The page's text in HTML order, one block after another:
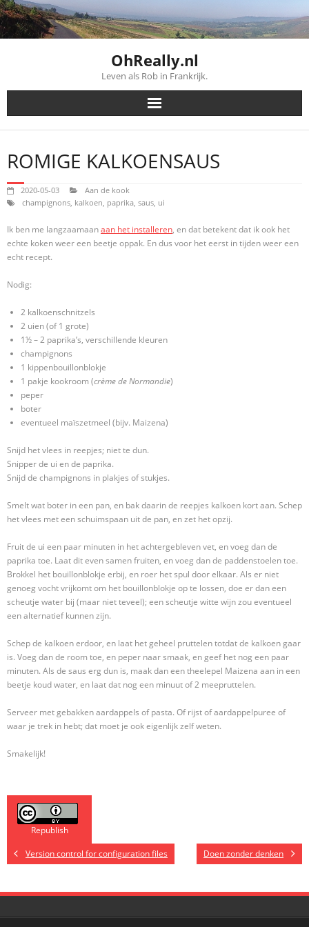
Skip
to
content
OhReally.nl
Leven als Rob in Frankrijk.
ROMIGE KALKOENSAUS
2020-05-03
Aan de kook
champignons, kalkoen, paprika, saus, ui
Ik ben me langzaamaanaan het installeren, en dat betekent dat ik ook het
echte koken weer een beetje oppak. En dus voor het eerst in tijden weer een
echt recept.
Nodig:
2 kalkoenschnitzels
2 uien (of 1 grote)
1½ – 2 paprika’s, verschillende kleuren
champignons
1 kippenbouillonblokje
1 pakje kookroom (crème de Normandie)
peper
boter
eventueel maïszetmeel (bijv. Maizena)
Snijd het vlees in reepjes; niet te dun.
Snipper de ui en de paprika.
Snijd de champignons in plakjes of stukjes.
Smelt wat boter in een pan, en bak daarin de reepjes kalkoen kort aan. Schep
het vlees met een schuimspaan uit de pan, en zet het opzij.
Fruit de ui een paar minuten in het achtergebleven vet, en voeg dan de
paprika toe. Laat dit even samen fruiten, en voeg dan de paddenstoelen toe.
Brokkel het bouillonblokje erbij, en roer het spul door elkaar. Als er niet
genoeg vocht vrijkomt om het bouillonblokje op te lossen, doe er dan een
scheutje water bij (maar niet teveel); een scheutje witte wijn zou eventueel
een alternatief kunnen zijn.
Schep de kalkoen erdoor, en laat het geheel pruttelen totdat de kalkoen gaar
is. Voeg dan de room toe, en peper naar smaak, en geef het nog een paar
minuten. Als de saus erg dun is, maak dan een theelepel Maizena aan in een
beetje koud water, en laat dat nog een minuut of 2 meepruttelen.
Serveer met gebakken aardappels of pasta. Of rijst of aardappelpuree of
waar je trek in hebt; dat moet je ook eigenlijk zelf weten.
Smakelijk!
Republish
Version control for configuration files
Doen zonder denken